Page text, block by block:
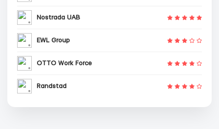
Nostrada UAB
EWL Group
OTTO Work Force
Randstad